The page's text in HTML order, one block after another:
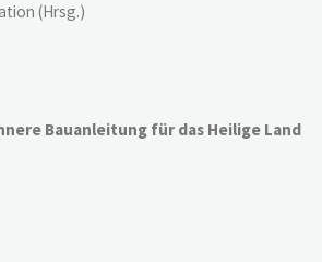
(Hrsg.)
Bauanleitung für das Heilige Land